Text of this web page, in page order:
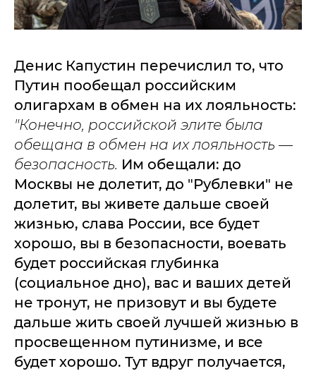
Денис Капустин перечислил то, что
Путин пообещал российским
олигархам в обмен на их лояльность:
"Конечно, российской элите была
обещана в обмен на их лояльность —
безопасность. Им обещали: до
Москвы не долетит, до "Рублевки" не
долетит, вы живете дальше своей
жизнью, слава России, все будет
хорошо, вы в безопасности, воевать
будет российская глубинка
(социальное дно), вас и ваших детей
не тронут, не призовут и вы будете
дальше жить своей лучшей жизнью в
просвещенном путинизме, и все
будет хорошо. Тут вдруг получается,